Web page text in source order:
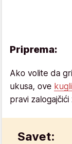
Priprema:
Ako volite da
ukusa, ove
pravi
Savet: